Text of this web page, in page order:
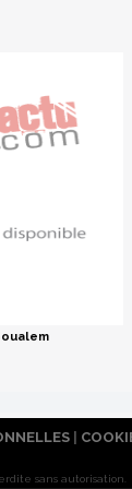
|
sans autorisation.